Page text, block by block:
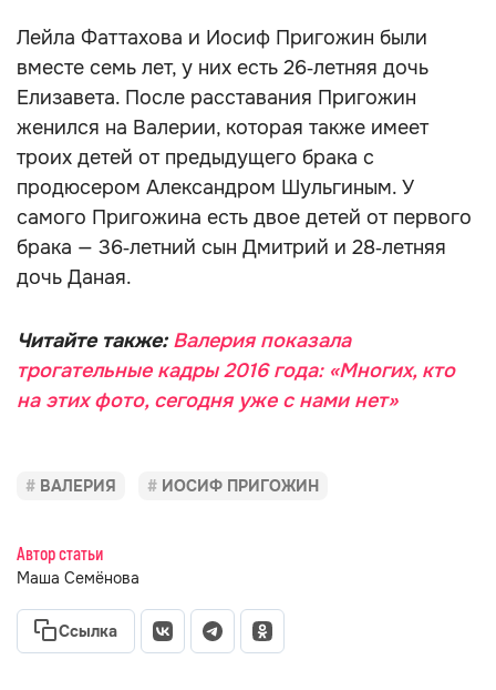
Лейла Фаттахова и Иосиф Пригожин были
вместе семь лет, у них есть 26‑летняя дочь
Елизавета. После расставания Пригожин
женился на Валерии, которая также имеет
троих детей от предыдущего брака с
продюсером Александром Шульгиным. У
самого Пригожина есть двое детей от первого
брака — 36‑летний сын Дмитрий и 28‑летняя
дочь Даная.
Читайте также: Валерия показала
трогательные кадры 2016 года: «Многих, кто
на этих фото, сегодня уже с нами нет»
ВАЛЕРИЯ ИОСИФ ПРИГОЖИН
Автор статьи
Маша Семёнова
Ссылка